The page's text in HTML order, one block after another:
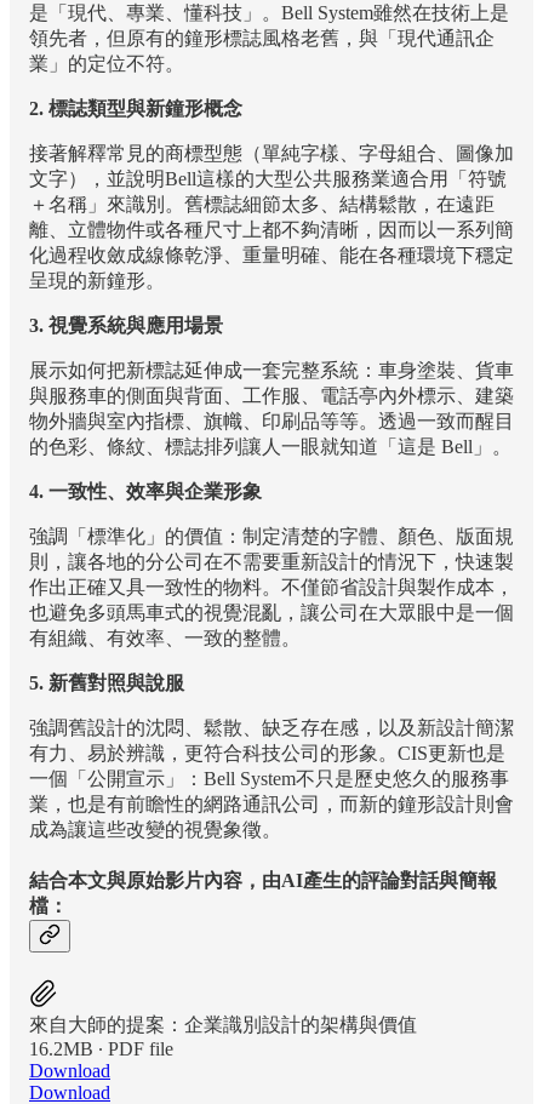
是「現代、專業、懂科技」。Bell System雖然在技術上是
領先者，但原有的鐘形標誌風格老舊，與「現代通訊企
業」的定位不符。​
2. 標誌類型與新鐘形概念
接著解釋常見的商標型態（單純字樣、字母組合、圖像加
文字），並說明Bell這樣的大型公共服務業適合用「符號
＋名稱」來識別。舊標誌細節太多、結構鬆散，在遠距
離、立體物件或各種尺寸上都不夠清晰，因而以一系列簡
化過程收斂成線條乾淨、重量明確、能在各種環境下穩定
呈現的新鐘形。​
3. 視覺系統與應用場景
展示如何把新標誌延伸成一套完整系統：車身塗裝、貨車
與服務車的側面與背面、工作服、電話亭內外標示、建築
物外牆與室內指標、旗幟、印刷品等等。透過一致而醒目
的色彩、條紋、標誌排列讓人一眼就知道「這是 Bell」。​
4. 一致性、效率與企業形象
強調「標準化」的價值：制定清楚的字體、顏色、版面規
則，讓各地的分公司在不需要重新設計的情況下，快速製
作出正確又具一致性的物料。不僅節省設計與製作成本，
也避免多頭馬車式的視覺混亂，讓公司在大眾眼中是一個
有組織、有效率、一致的整體。​
5. 新舊對照與說服
強調舊設計的沈悶、鬆散、缺乏存在感，以及新設計簡潔
有力、易於辨識，更符合科技公司的形象。CIS更新也是
一個「公開宣示」：Bell System不只是歷史悠久的服務事
業，也是有前瞻性的網路通訊公司，而新的鐘形設計則會
成為讓這些改變的視覺象徵。
結合本文與原始影片內容，由AI產生的評論對話與簡報
檔：
來自大師的提案：企業識別設計的架構與價值
16.2MB ∙ PDF file
Download
Download